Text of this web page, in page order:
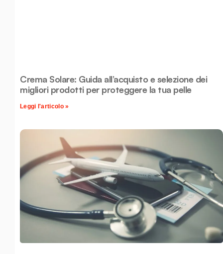
Crema Solare: Guida all’acquisto e selezione dei
migliori prodotti per proteggere la tua pelle
Leggi l'articolo »